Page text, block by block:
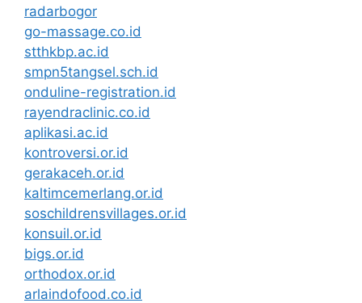
radarbogor
go-massage.co.id
stthkbp.ac.id
smpn5tangsel.sch.id
onduline-registration.id
rayendraclinic.co.id
aplikasi.ac.id
kontroversi.or.id
gerakaceh.or.id
kaltimcemerlang.or.id
soschildrensvillages.or.id
konsuil.or.id
bigs.or.id
orthodox.or.id
arlaindofood.co.id